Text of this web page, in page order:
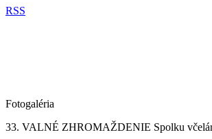
RSS
Fotogaléria
33. VALNÉ ZHROMAŽDENIE Spolku